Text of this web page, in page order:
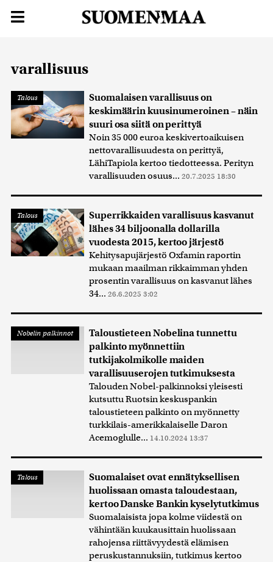
varallisuus
Talous
Suomalaisen varallisuus on
keskimäärin kuusinumeroinen – näin
suuri osa siitä on perittyä
Noin 35 000 euroa keskivertoaikuisen
nettovarallisuudesta on perittyä,
LähiTapiola kertoo tiedotteessa. Perityn
varallisuuden osuus... 20.7.2025 18:30
Talous
Superrikkaiden varallisuus kasvanut
lähes 34 biljoonalla dollarilla
vuodesta 2015, kertoo järjestö
Kehitysapujärjestö Oxfamin raportin
mukaan maailman rikkaimman yhden
prosentin varallisuus on kasvanut lähes
34... 26.6.2025 3:02
Nobelin palkinnot
Taloustieteen Nobelina tunnettu
palkinto myönnettiin
tutkijakolmikolle maiden
varallisuuserojen tutkimuksesta
Talouden Nobel-palkinnoksi yleisesti
kutsuttu Ruotsin keskuspankin
taloustieteen palkinto on myönnetty
turkkilais-amerikkalaiselle Daron
Acemoglulle... 14.10.2024 13:37
Talous
Suomalaiset ovat ennätyksellisen
huolissaan omasta taloudestaan,
kertoo Danske Bankin kyselytutkimus
Suomalaisista jopa kolme viidestä on
vähintään kuukausittain huolissaan
rahojensa riittävyydestä elämisen
peruskustannuksiin, tutkimus kertoo